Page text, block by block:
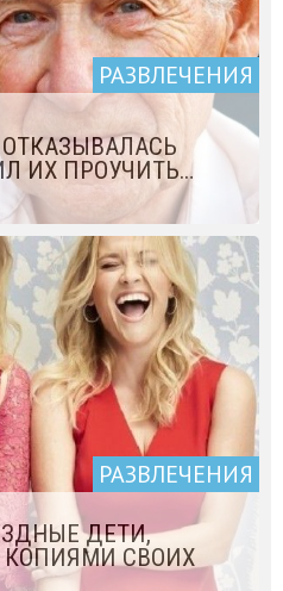
РАЗВЛЕЧЕНИЯ
ИХ ПРОУЧИТЬ…
РАЗВЛЕЧЕНИЯ
ДЕТИ,
КОПИЯМИ СВОИХ